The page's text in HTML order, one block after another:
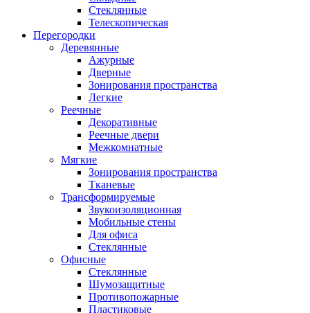
Стеклянные
Телескопическая
Перегородки
Деревянные
Ажурные
Дверные
Зонирования пространства
Легкие
Реечные
Декоративные
Реечные двери
Межкомнатные
Мягкие
Зонирования пространства
Тканевые
Трансформируемые
Звукоизоляционная
Мобильные стены
Для офиса
Стеклянные
Офисные
Стеклянные
Шумозащитные
Противопожарные
Пластиковые